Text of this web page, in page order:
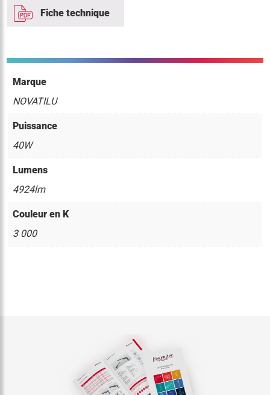
Fiche technique
Marque
NOVATILU
Puissance
40W
Lumens
4924lm
Couleur en K
3 000